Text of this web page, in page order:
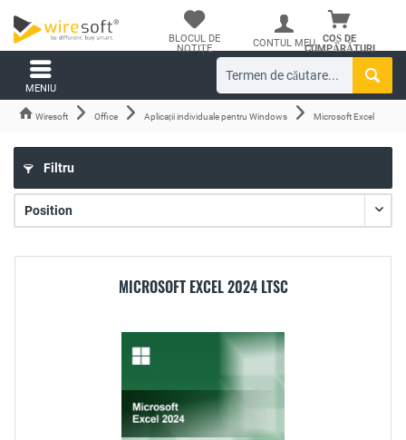
COȘ DE
CUMPĂRĂTURI
BLOCUL DE
NOTIȚE
CONTUL MEU
MENIU
Wiresoft Office Aplicații individuale pentru Windows Microsoft Excel
Filtru
MICROSOFT EXCEL 2024 LTSC